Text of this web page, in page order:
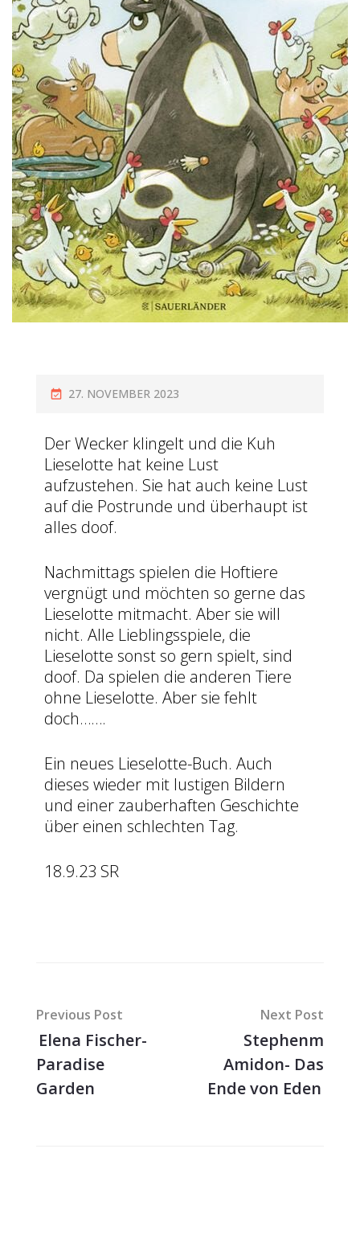
27. NOVEMBER 2023
Der Wecker klingelt und die Kuh
Lieselotte hat keine Lust
aufzustehen. Sie hat auch keine Lust
auf die Postrunde und überhaupt ist
alles doof.
Nachmittags spielen die Hoftiere
vergnügt und möchten so gerne das
Lieselotte mitmacht. Aber sie will
nicht. Alle Lieblingsspiele, die
Lieselotte sonst so gern spielt, sind
doof. Da spielen die anderen Tiere
ohne Lieselotte. Aber sie fehlt
doch…….
Ein neues Lieselotte-Buch. Auch
dieses wieder mit lustigen Bildern
und einer zauberhaften Geschichte
über einen schlechten Tag.
18.9.23 SR
Previous Post
Elena Fischer-
Paradise
Garden
Next Post
Stephenm
Amidon- Das
Ende von Eden